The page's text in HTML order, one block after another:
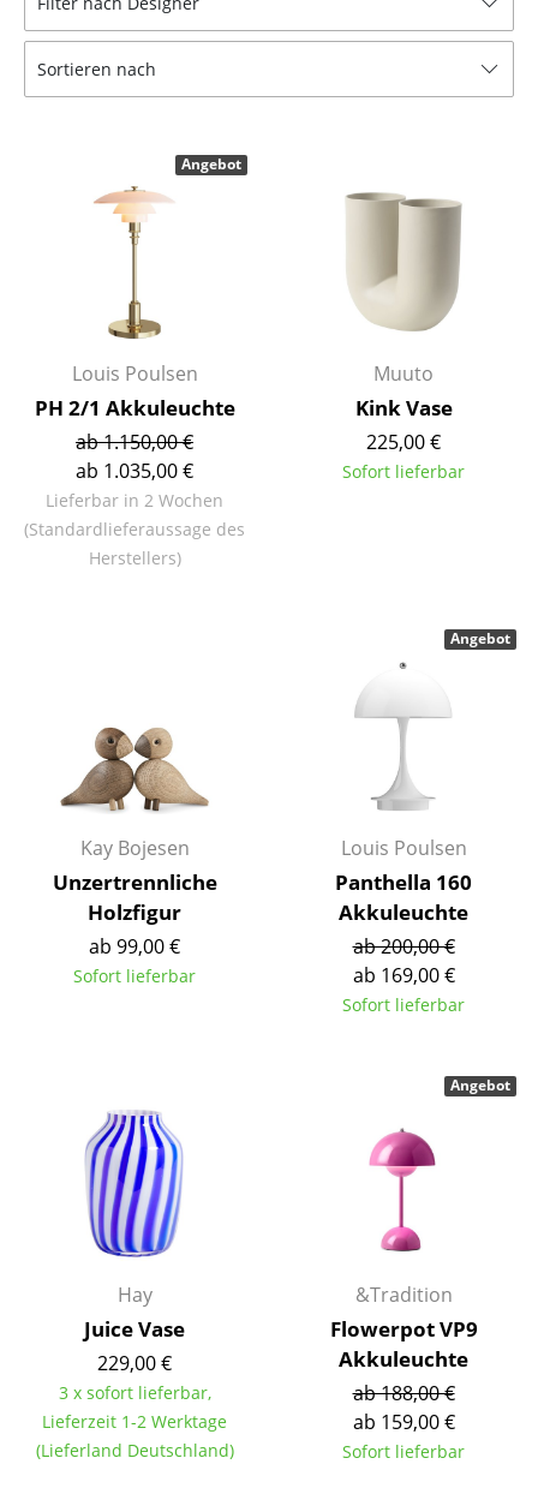
Hocker
Bänke & Liegen
Kinderstühle
Bürodrehstühle
Konferenzstühle
Bürosessel
Einzelteile
... alle Sitzmöbel
Tische
Schreibtische
Sekretäre & PC-Tische
Konferenztische
Stehtische & Stehpulte
Kindertische
... alle Tische
Aufbewahren
Regale & Schränke
Bücherregale
Wandregale
Sideboards & Kommoden
TV Möbel
Sortieren nach
Louis Poulsen
PH 2/1 Akkuleuchte
ab 1.150,00 €
ab 1.035,00 €
Lieferbar in 2 Wochen
(Standardlieferaussage des
Herstellers)
Angebot
Muuto
Kink Vase
225,00 €
Sofort lieferbar
Kay Bojesen
Unzertrennliche
Holzfigur
ab 99,00 €
Sofort lieferbar
Louis Poulsen
Panthella 160
Akkuleuchte
ab 200,00 €
ab 169,00 €
Sofort lieferbar
Angebot
Hay
Juice Vase
229,00 €
3 x sofort lieferbar,
Lieferzeit 1-2 Werktage
(Lieferland Deutschland)
&Tradition
Flowerpot VP9
Akkuleuchte
ab 188,00 €
ab 159,00 €
Sofort lieferbar
Angebot